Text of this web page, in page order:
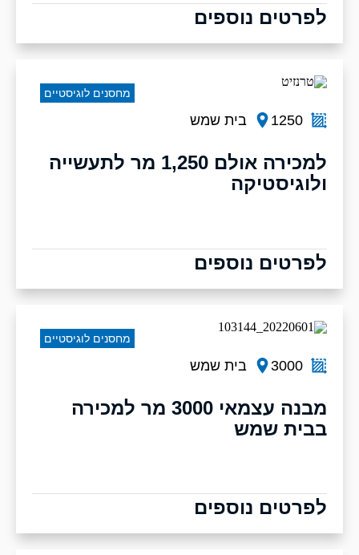
לפרטים נוספים
1250 בית שמש
למכירה אולם 1,250 מר לתעשייה
ולוגיסטיקה
לפרטים נוספים
מחסנים לוגיסטיים
3000 בית שמש
מבנה עצמאי 3000 מר למכירה
בבית שמש
לפרטים נוספים
מחסנים לוגיסטיים